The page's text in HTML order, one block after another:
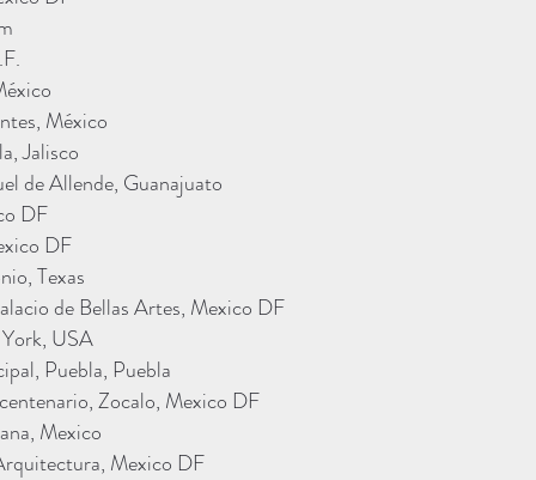
México
Jalisco
de Allende, Guanajuato
DF
DF
Texas
de Bellas Artes, Mexico DF
USA
Puebla, Puebla
Zocalo, Mexico DF
Mexico
Mexico DF